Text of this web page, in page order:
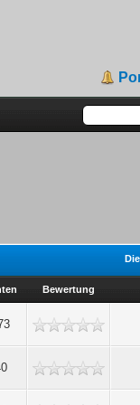
Bewertung